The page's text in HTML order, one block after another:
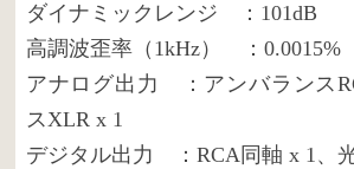
ダイナミックレンジ ：101dB
高調波歪率（1kHz） ：0.0015%
アナログ出力 ：アンバランス
スXLR x 1
デジタル出力 ：RCA同軸 x 1、